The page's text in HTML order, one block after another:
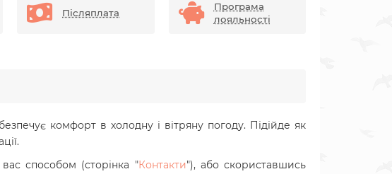
Післяплата
Програма
лояльності
комфорт в холодну і вітряну погоду. Підійде як
способом (сторінка "Контакти"), або скориставшись